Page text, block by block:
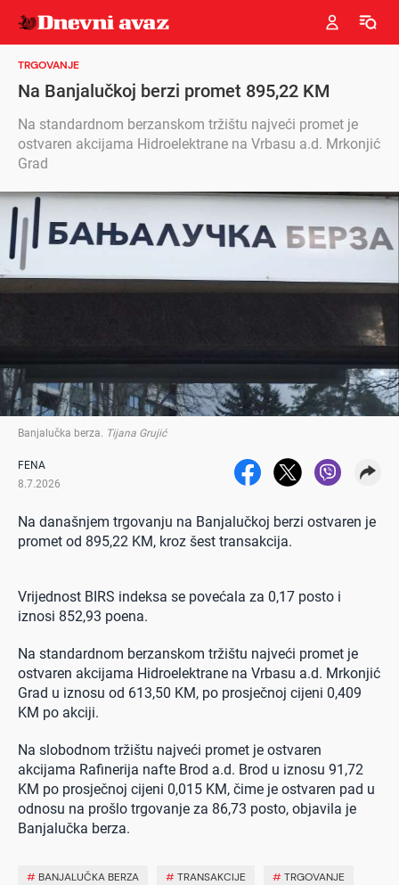
TRGOVANJE
Na Banjalučkoj berzi promet 895,22 KM
Na standardnom berzanskom tržištu najveći promet je
ostvaren akcijama Hidroelektrane na Vrbasu a.d. Mrkonjić
Grad
Banjalučka berza. Tijana Grujić
FENA
8.7.2026
Na današnjem trgovanju na Banjalučkoj berzi ostvaren je
promet od 895,22 KM, kroz šest transakcija.
Vrijednost BIRS indeksa se povećala za 0,17 posto i
iznosi 852,93 poena.
Na standardnom berzanskom tržištu najveći promet je
ostvaren akcijama Hidroelektrane na Vrbasu a.d. Mrkonjić
Grad u iznosu od 613,50 KM, po prosječnoj cijeni 0,409
KM po akciji.
Na slobodnom tržištu najveći promet je ostvaren
akcijama Rafinerija nafte Brod a.d. Brod u iznosu 91,72
KM po prosječnoj cijeni 0,015 KM, čime je ostvaren pad u
odnosu na prošlo trgovanje za 86,73 posto, objavila je
Banjalučka berza.
# BANJALUČKA BERZA #TRANSAKCIJE #TRGOVANJE